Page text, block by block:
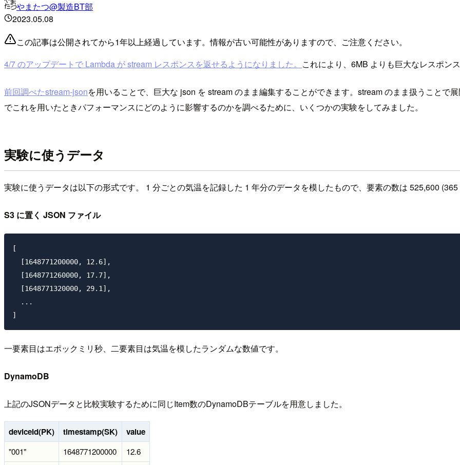
やまたつ@製造BT部
2023.05.08
この記事は公開されてから1年以上経過しています。情報が古い可能性がありますので、ご注意ください。
4/7 のアップデートで Lambda が stream レスポンスを返せるようになりました。 これにより、6MB よりも巨大なレスポン
前回調べたstream-jsonを用いることで、巨大な json を stream のまま編集することができます。stream のまま扱うことで
でこれを用いたときパフォーマンスにどのように影響するのかを調べるために、いくつかの実験をしてみました。
実験に使うデータ
実験に使うデータは以下の形式です。 1 分ごとの気温を記録した 1 年分のデータを模したもので、要素の数は 525,600 (365
S3 に置く JSON ファイル
[
  [1648771200000, 12.6],
  [1648771260000, 17.7],
  [1648771320000, 29.1],
  ...
一要素目はエポックミリ秒、二要素目は気温を模したランダムな数値です。
DynamoDB
上記のJSONデータと比較実験するために同じItem数のDynamoDBテーブルを用意しました。
deviceId(PK) timestamp(SK) value
"001" 1648771200000
12.6